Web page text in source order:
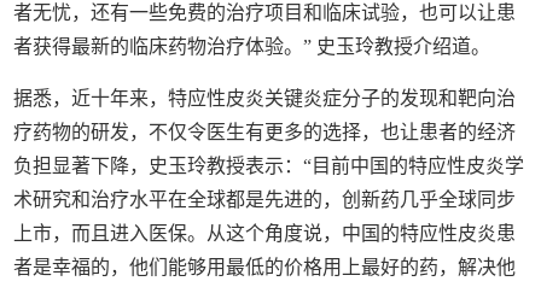
者无忧，还有一些免费的治疗项目和临床试验，也可以让患
者获得最新的临床药物治疗体验。” 史玉玲教授介绍道。
据悉，近十年来，特应性皮炎关键炎症分子的发现和靶向治
疗药物的研发，不仅令医生有更多的选择，也让患者的经济
负担显著下降，史玉玲教授表示：“目前中国的特应性皮炎学
术研究和治疗水平在全球都是先进的，创新药几乎全球同步
上市，而且进入医保。从这个角度说，中国的特应性皮炎患
者是幸福的，他们能够用最低的价格用上最好的药，解决他